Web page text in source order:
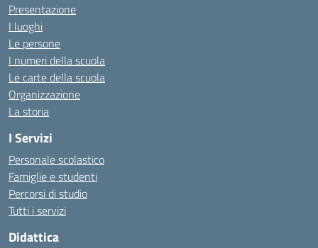
Presentazione
I luoghi
Le persone
I numeri della scuola
Le carte della scuola
Organizzazione
La storia
I Servizi
Personale scolastico
Famiglie e studenti
Percorsi di studio
Tutti i servizi
Didattica